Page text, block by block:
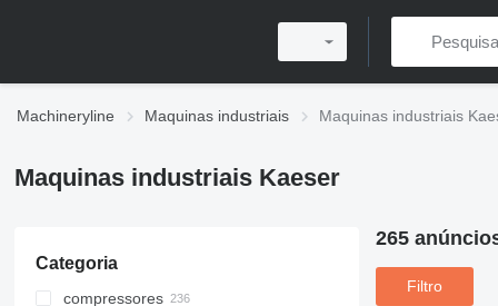
Machineryline Maquinas industriais Maquinas industriais
Maquinas industriais Kaeser
Categoria
compressores
265
Filtro